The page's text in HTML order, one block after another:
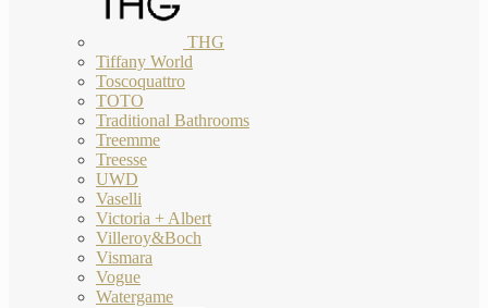
THG
Tiffany World
Toscoquattro
TOTO
Traditional Bathrooms
Treemme
Treesse
UWD
Vaselli
Victoria + Albert
Villeroy&Boch
Vismara
Vogue
Watergame